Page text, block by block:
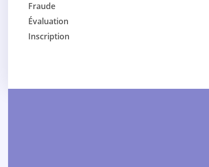
Fraude
Évaluation
Inscription